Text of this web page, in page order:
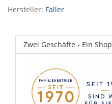
Hersteller: Faller
Zwei Geschäfte - Ein Shop